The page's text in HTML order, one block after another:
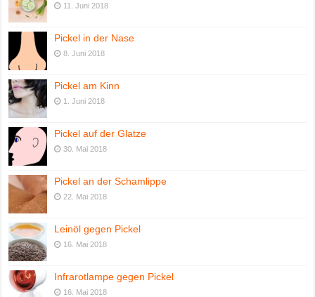
11. Juni 2018
Pickel in der Nase
8. Juni 2018
Pickel am Kinn
1. Juni 2018
Pickel auf der Glatze
30. Mai 2018
Pickel an der Schamlippe
22. Mai 2018
Leinöl gegen Pickel
16. Mai 2018
Infrarotlampe gegen Pickel
16. Mai 2018